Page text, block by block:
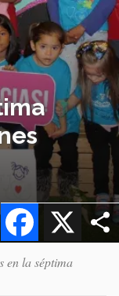
X
Facebook
en la séptima